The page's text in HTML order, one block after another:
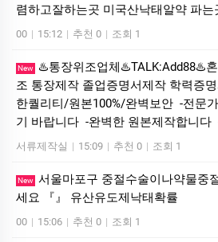
렴하고잘하는곳 미국산낙­태알약 파는
00 | 15:12 | 추천 0 | 조회 1
New
♨️통장위조업체♨️TALK:Add88♨️
조 통장제작 졸업증명서제작 학력증
한퀄리티/원본100%/완벽보안 -전문
기 바랍니다 -완벽한 원본제작합니다
서류제작실 | 15:09 | 추천 0 | 조회 1
New 서울마포구 중절수술이나약물중
세요 『』 유산유도제낙태확률
00 | 15:06 | 추천 0 | 조회 1